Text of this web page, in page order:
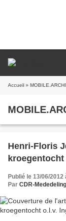
Accueil »
Henri-Floris
Publié le 13/06/2012
Par CDR-